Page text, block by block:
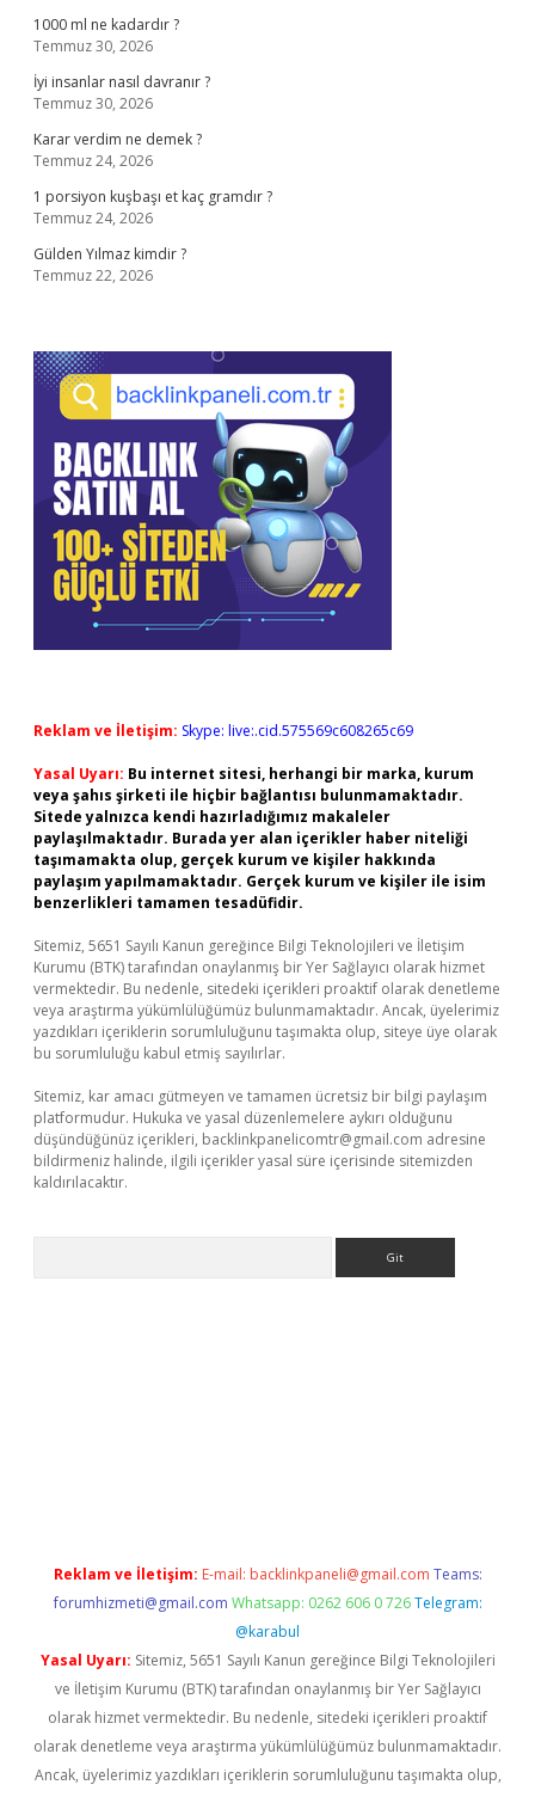
1000 ml ne kadardır ?
Temmuz 30, 2026
İyi insanlar nasıl davranır ?
Temmuz 30, 2026
Karar verdim ne demek ?
Temmuz 24, 2026
1 porsiyon kuşbaşı et kaç gramdır ?
Temmuz 24, 2026
Gülden Yılmaz kimdir ?
Temmuz 22, 2026
Reklam ve İletişim: Skype: live:.cid.575569c608265c69
Yasal Uyarı: Bu internet sitesi, herhangi bir marka, kurum
veya şahıs şirketi ile hiçbir bağlantısı bulunmamaktadır.
Sitede yalnızca kendi hazırladığımız makaleler
paylaşılmaktadır. Burada yer alan içerikler haber niteliği
taşımamakta olup, gerçek kurum ve kişiler hakkında
paylaşım yapılmamaktadır. Gerçek kurum ve kişiler ile isim
benzerlikleri tamamen tesadüfidir.
Sitemiz, 5651 Sayılı Kanun gereğince Bilgi Teknolojileri ve İletişim
Kurumu (BTK) tarafından onaylanmış bir Yer Sağlayıcı olarak hizmet
vermektedir. Bu nedenle, sitedeki içerikleri proaktif olarak denetleme
veya araştırma yükümlülüğümüz bulunmamaktadır. Ancak, üyelerimiz
yazdıkları içeriklerin sorumluluğunu taşımakta olup, siteye üye olarak
bu sorumluluğu kabul etmiş sayılırlar.
Sitemiz, kar amacı gütmeyen ve tamamen ücretsiz bir bilgi paylaşım
platformudur. Hukuka ve yasal düzenlemelere aykırı olduğunu
düşündüğünüz içerikleri, backlinkpanelicomtr@gmail.com adresine
bildirmeniz halinde, ilgili içerikler yasal süre içerisinde sitemizden
kaldırılacaktır.
Reklam ve İletişim: E-mail: backlinkpaneli@gmail.com Teams:
forumhizmeti@gmail.com Whatsapp: 0262 606 0 726 Telegram:
@karabul
Yasal Uyarı: Sitemiz, 5651 Sayılı Kanun gereğince Bilgi Teknolojileri
ve İletişim Kurumu (BTK) tarafından onaylanmış bir Yer Sağlayıcı
olarak hizmet vermektedir. Bu nedenle, sitedeki içerikleri proaktif
olarak denetleme veya araştırma yükümlülüğümüz bulunmamaktadır.
Ancak, üyelerimiz yazdıkları içeriklerin sorumluluğunu taşımakta olup,